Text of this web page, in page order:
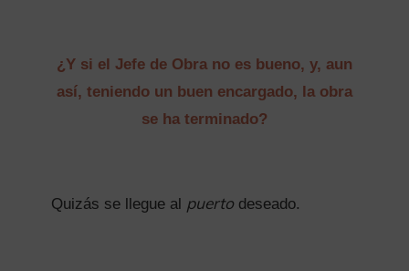
¿Y si el Jefe de Obra no es bueno, y, aun
así, teniendo un buen encargado, la obra
se ha terminado?
Quizás se llegue al puertodeseado.